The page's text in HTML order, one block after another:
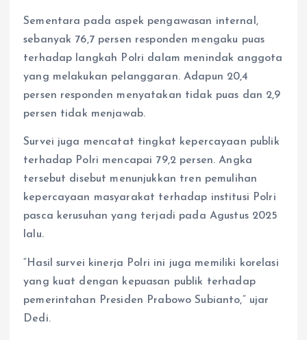
Sementara pada aspek pengawasan internal,
sebanyak 76,7 persen responden mengaku puas
terhadap langkah Polri dalam menindak anggota
yang melakukan pelanggaran. Adapun 20,4
persen responden menyatakan tidak puas dan 2,9
persen tidak menjawab.
Survei juga mencatat tingkat kepercayaan publik
terhadap Polri mencapai 79,2 persen. Angka
tersebut disebut menunjukkan tren pemulihan
kepercayaan masyarakat terhadap institusi Polri
pasca kerusuhan yang terjadi pada Agustus 2025
lalu.
“Hasil survei kinerja Polri ini juga memiliki korelasi
yang kuat dengan kepuasan publik terhadap
pemerintahan Presiden Prabowo Subianto,” ujar
Dedi.